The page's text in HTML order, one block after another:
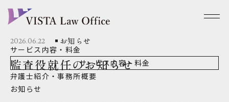
サービス内容・料金
サービス内容・料金
弁護士紹介・事務所概要
お知らせ
2026.06.22 お知らせ
監査役就任のお知らせ